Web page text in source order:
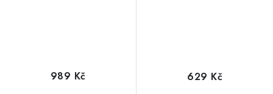
989 Kč 629 Kč